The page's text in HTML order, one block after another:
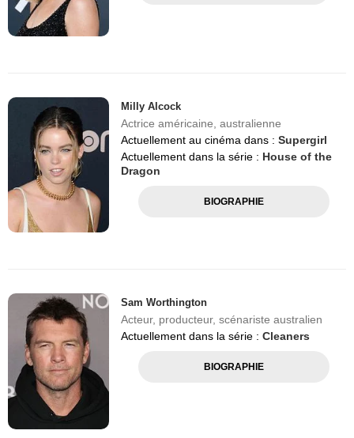
Milly Alcock
Actrice américaine, australienne
Actuellement au cinéma dans :Supergirl
Actuellement dans la série : House of the
Dragon
BIOGRAPHIE
Sam Worthington
Acteur, producteur, scénariste australien
Actuellement dans la série :Cleaners
BIOGRAPHIE